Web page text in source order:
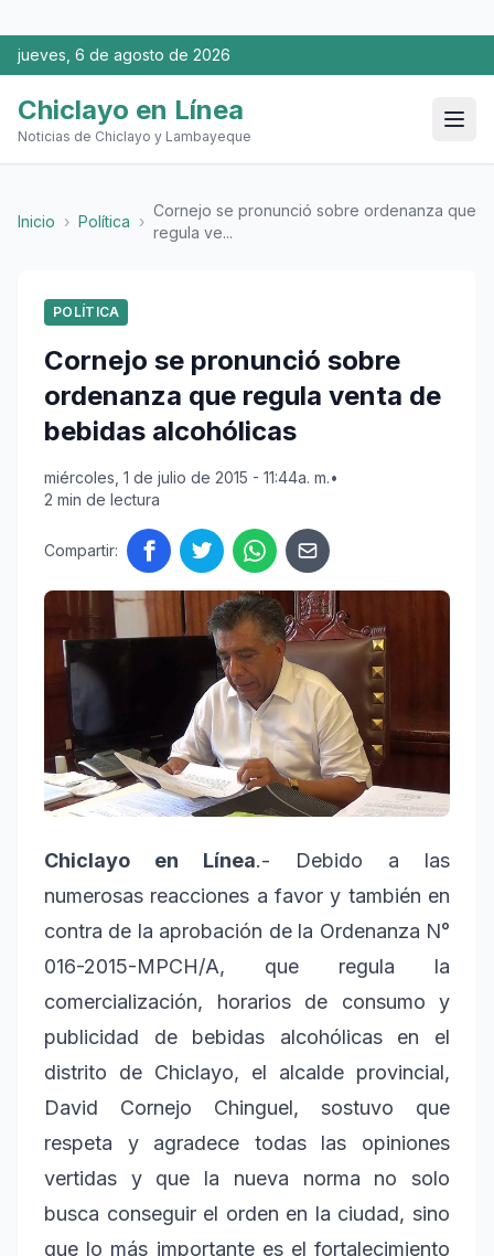
jueves, 6 de agosto de 2026
Chiclayo en Línea
Noticias de Chiclayo y Lambayeque
Inicio › Política ›
Cornejo se pronunció sobre ordenanza que
regula ve...
POLÍTICA
Cornejo se pronunció sobre
ordenanza que regula venta de
bebidas alcohólicas
miércoles, 1 de julio de 2015 - 11:44a. m.•
2 min de lectura
Compartir:
Chiclayo en Línea.- Debido a las
numerosas reacciones a favor y también en
contra de la aprobación de la Ordenanza N°
016-2015-MPCH/A, que regula la
comercialización, horarios de consumo y
publicidad de bebidas alcohólicas en el
distrito de Chiclayo, el alcalde provincial,
David Cornejo Chinguel, sostuvo que
respeta y agradece todas las opiniones
vertidas y que la nueva norma no solo
busca conseguir el orden en la ciudad, sino
que lo más importante es el fortalecimiento